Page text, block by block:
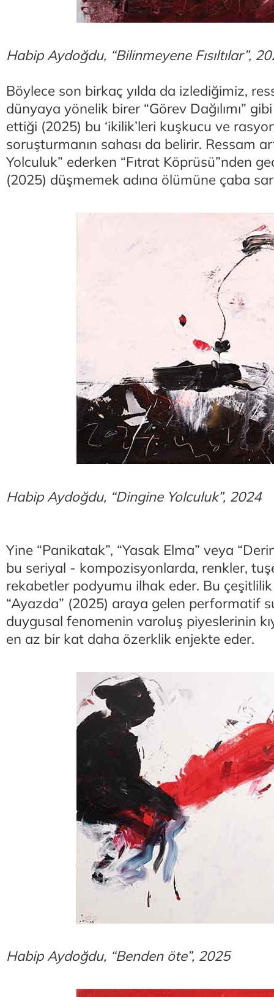
Habip Aydoğdu, “Bilinmeyene Fısıltılar”,
Böylece son birkaç yılda da izlediğimiz,
dünyaya yönelik birer “Görev Dağılımı”
ettiği (2025) bu ‘ikilik’leri kuşkucu ve
soruşturmanın sahası da belirir. Ressam
Yolculuk” ederken “Fıtrat Köprüsü”nden
(2025) düşmemek adına ölümüne çaba
Habip Aydoğdu, “Dingine Yolculuk”, 2024
Yine “Panikatak”, “Yasak Elma” veya
bu seriyal - kompozisyonlarda, renkler,
rekabetler podyumu ilhak eder. Bu çeşitlilik
“Ayazda” (2025) araya gelen performatif
duygusal fenomenin varoluş piyeslerinin
en az bir kat daha özerklik enjekte eder.
Habip Aydoğdu, “Benden öte”, 2025